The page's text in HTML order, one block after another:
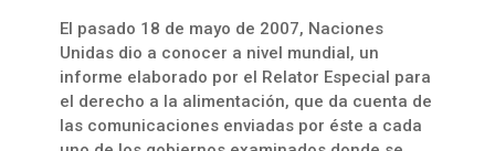
El pasado 18 de mayo de 2007, Naciones
Unidas dio a conocer a nivel mundial, un
informe elaborado por el Relator Especial para
el derecho a la alimentación, que da cuenta de
las comunicaciones enviadas por éste a cada